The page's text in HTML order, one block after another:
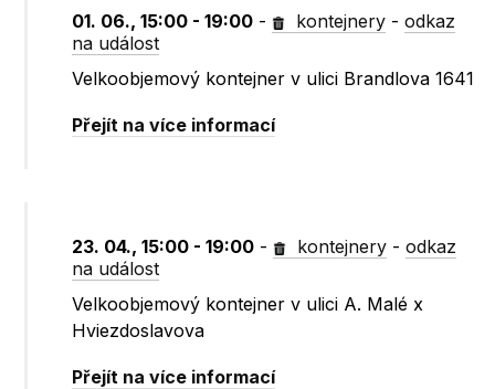
01. 06., 15:00 - 19:00 - kontejnery -odkaz
na událost
Velkoobjemový kontejner v ulici Brandlova 1641
Přejít na více informací
23. 04., 15:00 - 19:00 - kontejnery -odkaz
na událost
Velkoobjemový kontejner v ulici A. Malé x
Hviezdoslavova
Přejít na více informací